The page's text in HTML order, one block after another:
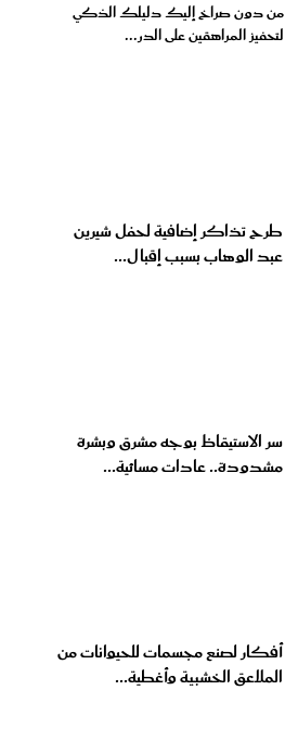
من دون صراخ إليك دليلك الذكي
لتحفيز المراهقين على الدر...
طرح تذاكر إضافية لحفل شيرين
عبد الوهاب بسبب إقبال...
سر الاستيقاظ بوجه مشرق وبشرة
مشدودة.. عادات مسائية...
أفكار لصنع مجسمات للحيوانات من
الملاعق الخشبية وأغطية...